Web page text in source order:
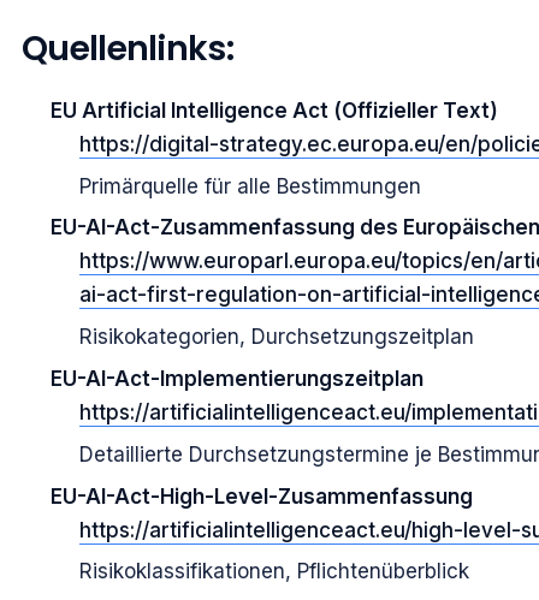
Quellenlinks:
EU Artificial Intelligence Act (Offizieller Text)
https://digital-strategy.ec.europa.eu/en/
Primärquelle für alle Bestimmungen
EU-AI-Act-Zusammenfassung des
https://www.europarl.europa.eu/topics/en/
ai-act-first-regulation-on-artificial-
Risikokategorien, Durchsetzungszeitplan
EU-AI-Act-Implementierungszeitplan
https://artificialintelligenceact.eu/
Detaillierte Durchsetzungstermine je
EU-AI-Act-High-Level-Zusammenfassung
https://artificialintelligenceact.eu/high-level-
Risikoklassifikationen, Pflichtenüberblick